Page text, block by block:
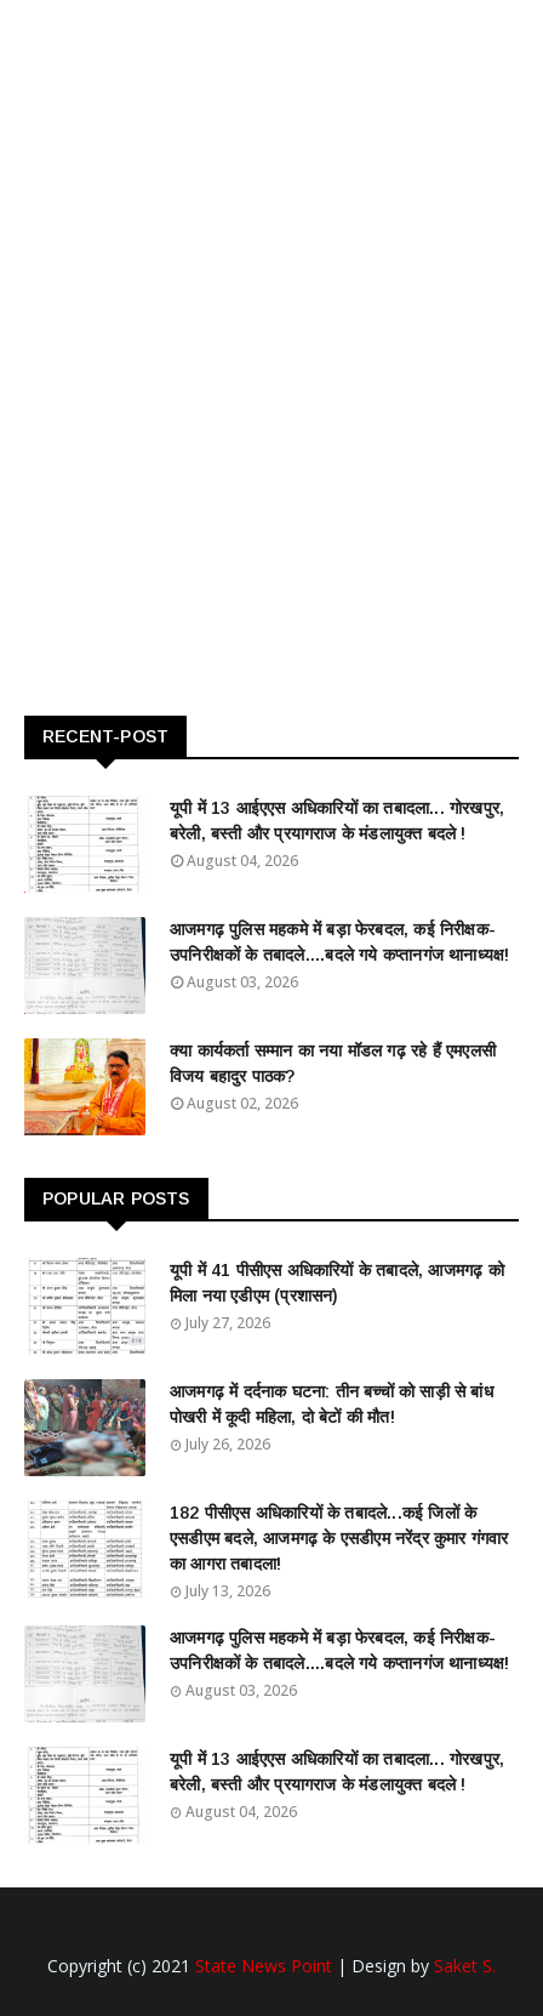
RECENT-POST
यूपी में 13 आईएएस अधिकारियों का तबादला... गोरखपुर,
बरेली, बस्ती और प्रयागराज के मंडलायुक्त बदले !
August 04, 2026
आजमगढ़ पुलिस महकमे में बड़ा फेरबदल, कई निरीक्षक-
उपनिरीक्षकों के तबादले....बदले गये कप्तानगंज थानाध्यक्ष!
August 03, 2026
क्या कार्यकर्ता सम्मान का नया मॉडल गढ़ रहे हैं एमएलसी
विजय बहादुर पाठक?
August 02, 2026
POPULAR POSTS
यूपी में 41 पीसीएस अधिकारियों के तबादले, आजमगढ़ को
मिला नया एडीएम (प्रशासन)
July 27, 2026
आजमगढ़ में दर्दनाक घटना: तीन बच्चों को साड़ी से बांध
पोखरी में कूदी महिला, दो बेटों की मौत!
July 26, 2026
182 पीसीएस अधिकारियों के तबादले...कई जिलों के
एसडीएम बदले, आजमगढ़ के एसडीएम नरेंद्र कुमार गंगवार
का आगरा तबादला!
July 13, 2026
आजमगढ़ पुलिस महकमे में बड़ा फेरबदल, कई निरीक्षक-
उपनिरीक्षकों के तबादले....बदले गये कप्तानगंज थानाध्यक्ष!
August 03, 2026
यूपी में 13 आईएएस अधिकारियों का तबादला... गोरखपुर,
बरेली, बस्ती और प्रयागराज के मंडलायुक्त बदले !
August 04, 2026
Copyright (c) 2021 State News Point | Design by Saket S.